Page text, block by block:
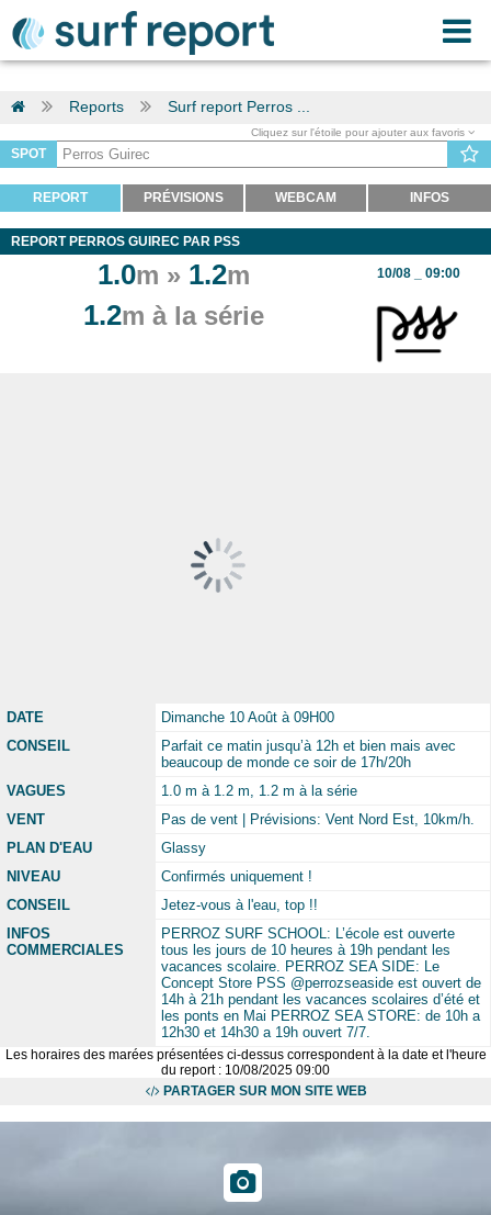
Reports Surf report Perros ...
Cliquez sur l'étoile pour ajouter aux favoris
SPOT
REPORT PRÉVISIONS WEBCAM INFOS
REPORT PERROS GUIREC PAR PSS
1.0m » 1.2m
1.2m à la série
10/08 _ 09:00
DATE
Dimanche 10 Août à 09H00
CONSEIL
Parfait ce matin jusqu’à 12h et bien mais avec
beaucoup de monde ce soir de 17h/20h
VAGUES
1.0 m à 1.2 m, 1.2 m à la série
VENT
Pas de vent | Prévisions: Vent Nord Est, 10km/h.
PLAN D'EAU
Glassy
NIVEAU
Confirmés uniquement !
CONSEIL
Jetez-vous à l'eau, top !!
INFOS
COMMERCIALES
PERROZ SURF SCHOOL: L’école est ouverte
tous les jours de 10 heures à 19h pendant les
vacances scolaire. PERROZ SEA SIDE: Le
Concept Store PSS @perrozseaside est ouvert de
14h à 21h pendant les vacances scolaires d’été et
les ponts en Mai PERROZ SEA STORE: de 10h a
12h30 et 14h30 a 19h ouvert 7/7.
Les horaires des marées présentées ci-dessus correspondent à la date et l'heure
du report : 10/08/2025 09:00
PARTAGER SUR MON SITE WEB